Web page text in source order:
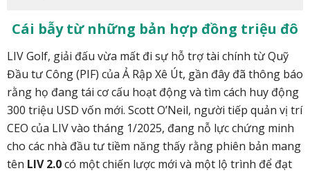
Cái bẫy từ những bản hợp đồng triệu đô
LIV Golf, giải đấu vừa mất đi sự hỗ trợ tài chính từ Quỹ
Đầu tư Công (PIF) của Ả Rập Xê Út, gần đây đã thông báo
rằng họ đang tái cơ cấu hoạt động và tìm cách huy động
300 triệu USD vốn mới. Scott O’Neil, người tiếp quản vị trí
CEO của LIV vào tháng 1/2025, đang nỗ lực chứng minh
cho các nhà đầu tư tiềm năng thấy rằng phiên bản mang
tên LIV 2.0có một chiến lược mới và một lộ trình để đạt